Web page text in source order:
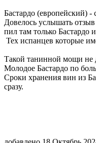
Бастардо (европейский)
Довелось услышать
пил там только Бастардо
Тех испанцев которые
Такой танинной мощи не
Молодое Бастардо по
Сроки хранения вин из
сразу.